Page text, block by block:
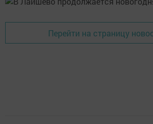
Перейти на страницу